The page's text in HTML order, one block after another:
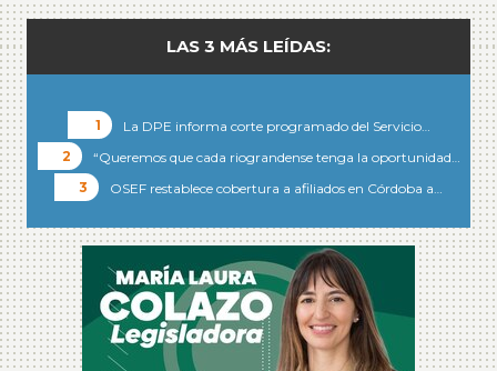
LAS 3 MÁS LEÍDAS:
La DPE informa corte programado del Servicio…
“Queremos que cada riograndense tenga la oportunidad…
OSEF restablece cobertura a afiliados en Córdoba a…